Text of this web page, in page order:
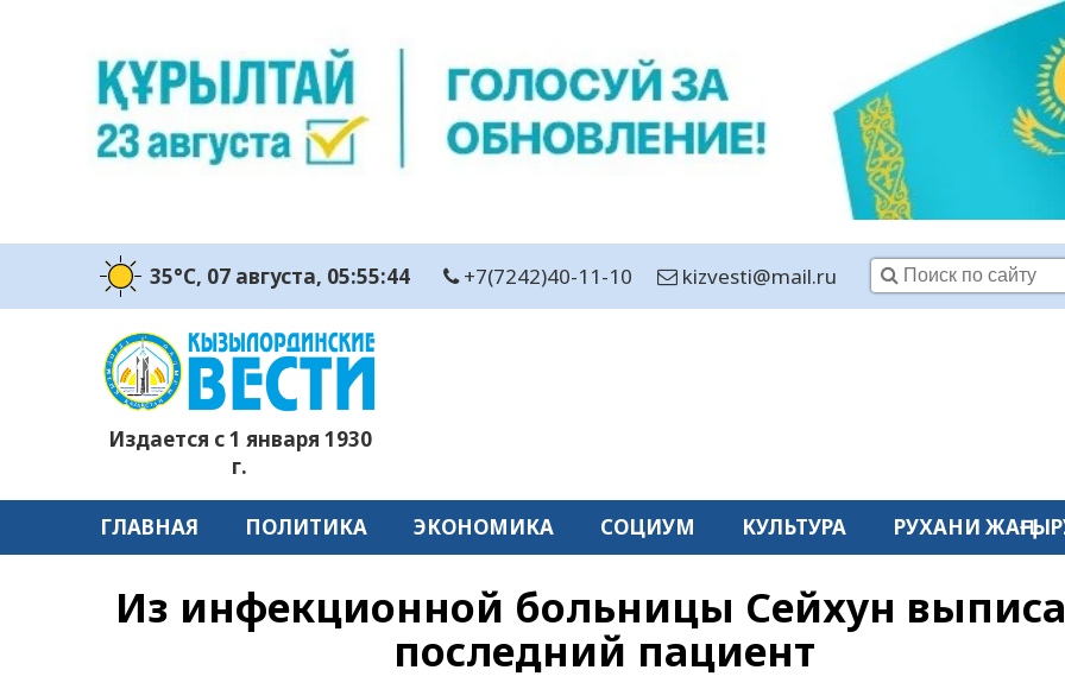
35°C, 07 августа, 05:55:44 +7(7242)40-11-10 kizvesti@mail.ru
Издается с 1 января 1930
г.
ГЛАВНАЯ ПОЛИТИКА ЭКОНОМИКА СОЦИУМ КУЛЬТУРА РУХАНИ
Из инфекционной больницы Сейхун
последний пациент